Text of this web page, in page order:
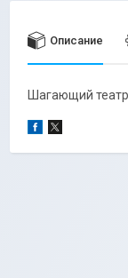
Описание
Шагающий театр